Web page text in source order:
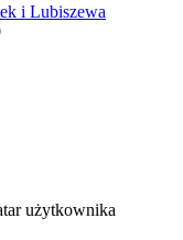
i Lubiszewa